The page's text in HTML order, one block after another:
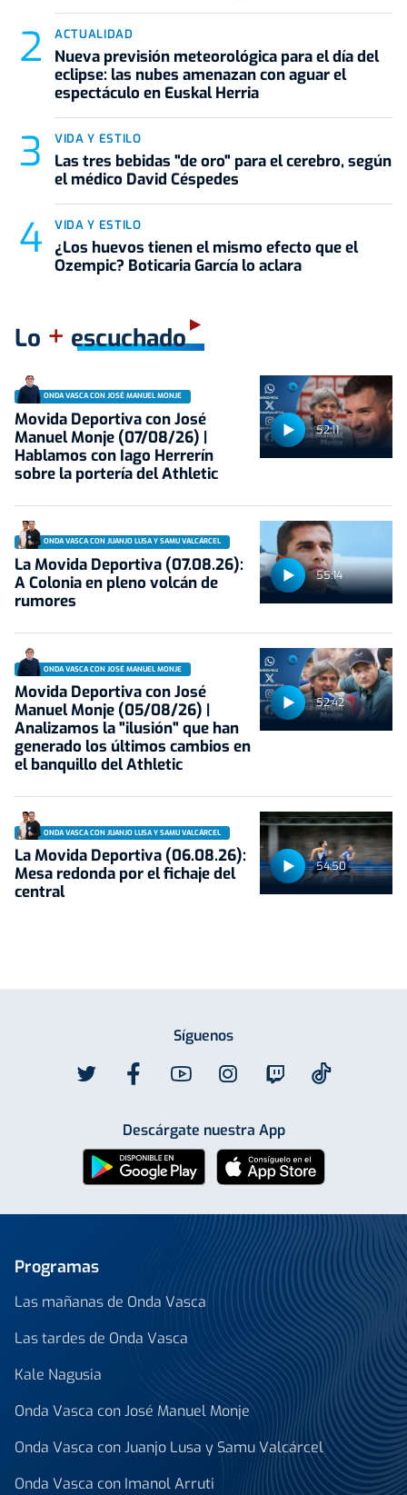
ACTUALIDAD
Nueva previsión meteorológica para el día del
eclipse: las nubes amenazan con aguar el
espectáculo en Euskal Herria
VIDA Y ESTILO
Las tres bebidas "de oro" para el cerebro, según
el médico David Céspedes
VIDA Y ESTILO
¿Los huevos tienen el mismo efecto que el
Ozempic? Boticaria García lo aclara
Lo + escuchado
52:11
ONDA VASCA CON JOSÉ MANUEL MONJE
Movida Deportiva con José
Manuel Monje (07/08/26) |
Hablamos con Iago Herrerín
sobre la portería del Athletic
55:14
ONDA VASCA CON JUANJO LUSA Y SAMU VALCÁRCEL
La Movida Deportiva (07.08.26):
A Colonia en pleno volcán de
rumores
52:42
ONDA VASCA CON JOSÉ MANUEL MONJE
Movida Deportiva con José
Manuel Monje (05/08/26) |
Analizamos la "ilusión" que han
generado los últimos cambios en
el banquillo del Athletic
54:50
ONDA VASCA CON JUANJO LUSA Y SAMU VALCÁRCEL
La Movida Deportiva (06.08.26):
Mesa redonda por el fichaje del
central
Síguenos
Descárgate nuestra App
Programas
Las mañanas de Onda Vasca
Las tardes de Onda Vasca
Kale Nagusia
Onda Vasca con José Manuel Monje
Onda Vasca con Juanjo Lusa y Samu Valcárcel
Onda Vasca con Imanol Arruti